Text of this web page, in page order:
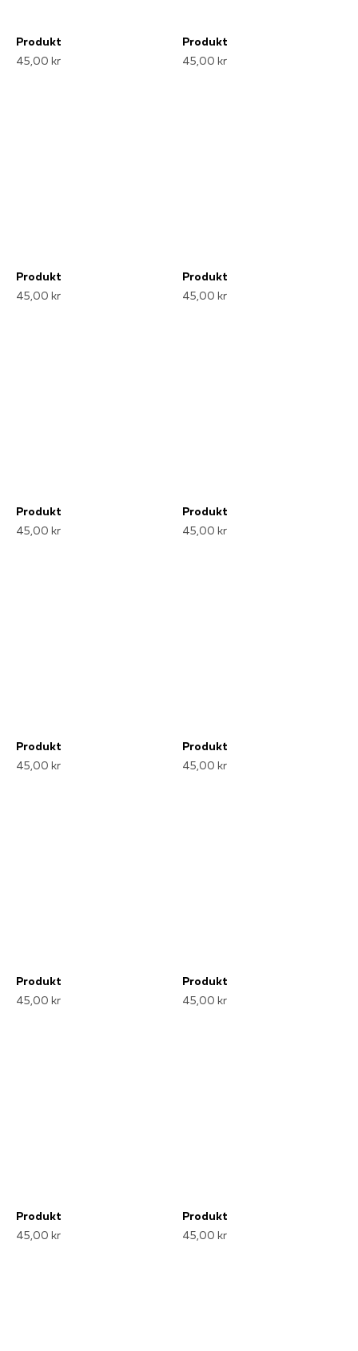
Produkt
45,00 kr
Produkt
45,00 kr
Produkt
45,00 kr
Produkt
45,00 kr
Produkt
45,00 kr
Produkt
45,00 kr
Produkt
45,00 kr
Produkt
45,00 kr
Produkt
45,00 kr
Produkt
45,00 kr
Produkt
45,00 kr
Produkt
45,00 kr